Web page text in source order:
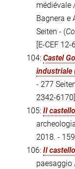
médiévale
Bagnera e
Seiten - (
[E-CEF 12-
104: Castel
industriale
- 277
2342-6170]
105: Il
2018. -
106: Il
paesaggio